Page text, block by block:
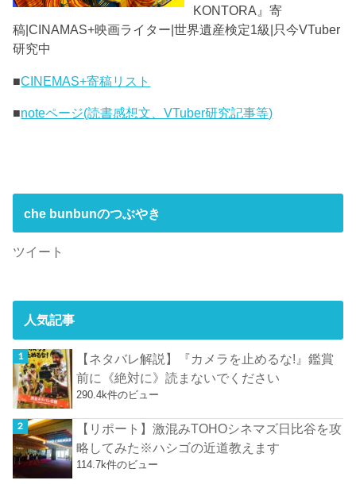
KONTORA』寄
稿|CINAMAS+映画ライター|世界遺産検定1級|只今VTuber
研究中
■CINEMAS+寄稿リスト
■noteページ(読書感想文、VTuber研究記事等)
che bunbunのつぶやき
ツイート
人気記事
【ネタバレ解説】『カメラを止めるな!』鑑賞
前に《絶対に》読まないでください
290.4k件のビュー
【リポート】激混みTOHOシネマズ日比谷を攻
略してみた※ハシゴの近道教えます
114.7k件のビュー